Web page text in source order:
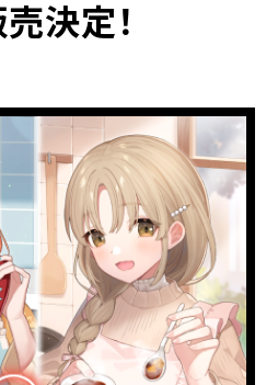
決定！